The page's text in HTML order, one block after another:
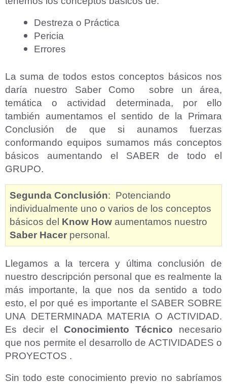
Destreza o Práctica
Pericia
Errores
La suma de todos estos conceptos básicos nos
daría nuestro Saber Como sobre un área,
temática o actividad determinada, por ello
también aumentamos el sentido de la Primara
Conclusión de que si aunamos fuerzas
conformando equipos sumamos más conceptos
básicos aumentando el SABER de todo el
GRUPO.
Segunda Conclusión: Potenciando
individualmente uno o varios de los conceptos
básicos del Know How aumentamos nuestro
Saber Hacer personal.
Llegamos a la tercera y última conclusión de
nuestro descripción personal que es realmente la
más importante, la que nos da sentido a todo
esto, el por qué es importante el SABER SOBRE
UNA DETERMINADA MATERIA O ACTIVIDAD.
Es decir el Conocimiento Técnico necesario
que nos permite el desarrollo de ACTIVIDADES o
PROYECTOS .
Sin todo este conocimiento previo no sabríamos